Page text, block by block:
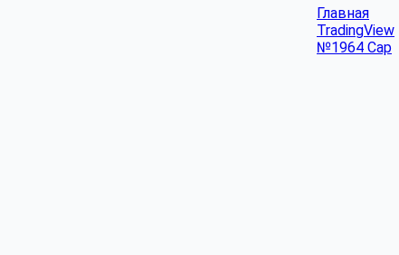
Главная
TradingView
№1964 Cap